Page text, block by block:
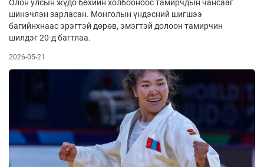
Олон улсын жүдо бөхийн холбооноос тамирчдын чансааг
шинэчлэн зарласан. Монголын үндэсний шигшээ
багийнхнаас эрэгтэй дөрөв, эмэгтэй долоон тамирчин
шилдэг 20-д багтлаа.
2026-05-21